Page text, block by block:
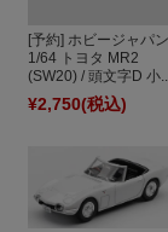
[予約] ホビージャパン
1/64 トヨタ MR2
(SW20) / 頭文字D 小...
¥2,750(税込)